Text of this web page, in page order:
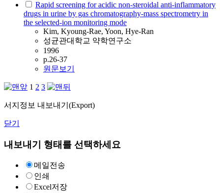
Rapid screening for acidic non-steroidal anti-inflammatory
drugs in urine by gas chromatography-mass spectrometry in
the selected-ion monitoring mode
Kim, Kyoung-Rae, Yoon, Hye-Ran
성균관대학교 약학연구소
1996
p.26-37
원문보기
1 2 3
서지정보 내보내기(Export)
닫기
내보내기 형태를 선택하세요
메일전송
인쇄
Excel저장